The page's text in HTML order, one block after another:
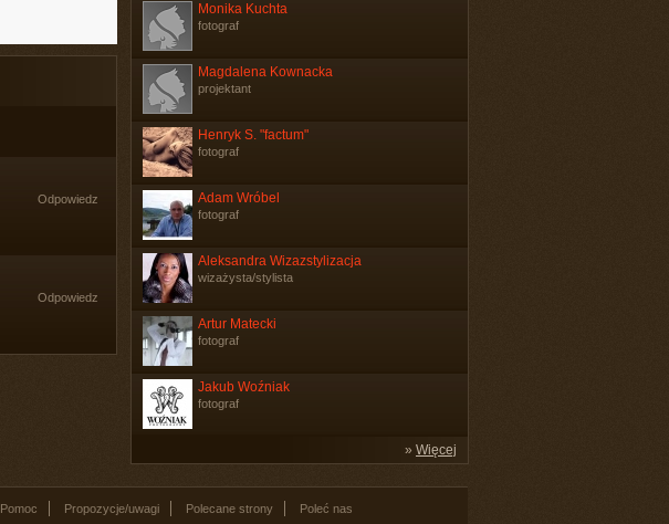
Odpowiedz
Odpowiedz
Monika Kuchta
fotograf
Magdalena Kownacka
projektant
Henryk S. "factum"
fotograf
Adam Wróbel
fotograf
Aleksandra Wizazstylizacja
wizażysta/stylista
Artur Matecki
fotograf
Jakub Woźniak
fotograf
» Więcej
Pomoc Propozycje/uwagi Polecane strony Poleć nas